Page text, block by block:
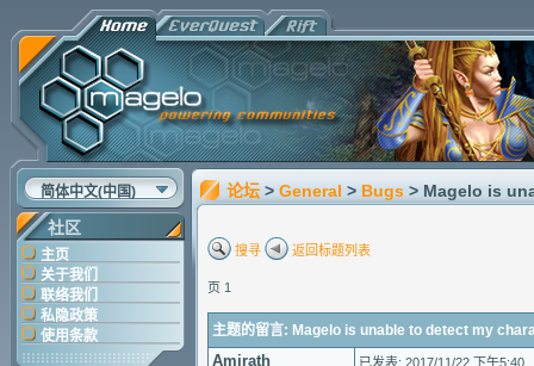
简体中文(中国)
社区
主页
关于我们
联络我们
私隐政策
使用条款
论坛 > General > Bugs > Magelo is
搜寻 返回标题列表
页 1
主题的留言: Magelo is unable to detect my
Amirath 已发表: 2017/11/22 下午5:40